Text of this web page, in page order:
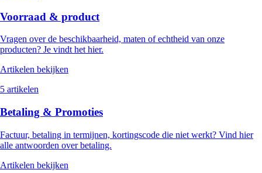
Voorraad & product
Vragen over de beschikbaarheid, maten of echtheid van onze
producten? Je vindt het hier.
Artikelen bekijken
5 artikelen
Betaling & Promoties
Factuur, betaling in termijnen, kortingscode die niet werkt? Vind hier
alle antwoorden over betaling.
Artikelen bekijken